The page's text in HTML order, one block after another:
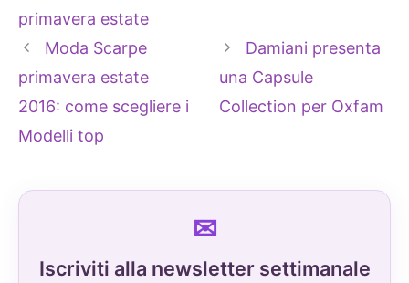
primavera estate
Moda Scarpe
primavera estate
2016: come scegliere i
Modelli top
Damiani presenta
una Capsule
Collection per Oxfam
Iscriviti alla newsletter settimanale